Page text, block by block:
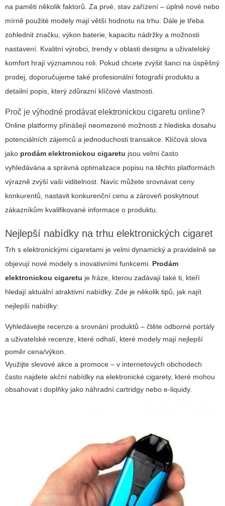
na paměti několik faktorů. Za prvé, stav zařízení – úplně nové nebo
mírně použité modely mají větší hodnotu na trhu. Dále je třeba
zohlednit značku, výkon baterie, kapacitu nádržky a možnosti
nastavení. Kvalitní výrobci, trendy v oblasti designu a uživatelský
komfort hrají významnou roli. Pokud chcete zvýšit šanci na úspěšný
prodej, doporučujeme také profesionální fotografii produktu a
detailní popis, který zdůrazní klíčové vlastnosti.
Proč je výhodné prodávat elektronickou cigaretu online?
Online platformy přinášejí neomezené možnosti z hlediska dosahu
potenciálních zájemců a jednoduchosti transakce. Klíčová slova
jako prodám elektronickou cigaretu jsou velmi často
vyhledávána a správná optimalizace popisu na těchto platformách
výrazně zvýší vaši viditelnost. Navíc můžete srovnávat ceny
konkurentů, nastavit konkurenční cenu a zároveň poskytnout
zákazníkům kvalifikované informace o produktu.
Nejlepší nabídky na trhu elektronických cigaret
Trh s elektronickými cigaretami je velmi dynamický a pravidelně se
objevují nové modely s inovativními funkcemi. Prodám
elektronickou cigaretu je fráze, kterou zadávají také ti, kteří
hledají aktuální atraktivní nabídky. Zde je několik tipů, jak najít
nejlepší nabídky:
Vyhledávejte recenze a srovnání produktů – čtěte odborné portály
a uživatelské recenze, které odhalí, které modely mají nejlepší
poměr cena/výkon.
Využijte slevové akce a promoce – v internetových obchodech
často najdete akční nabídky na elektronické cigarety, které mohou
obsahovat i doplňky jako náhradní cartridgy nebo e-liquidy.